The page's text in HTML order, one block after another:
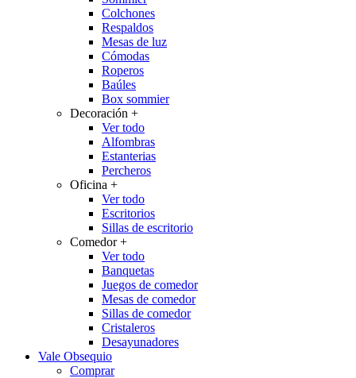
Colchones
Respaldos
Mesas de luz
Cómodas
Roperos
Baúles
Box sommier
Decoración +
Ver todo
Alfombras
Estanterias
Percheros
Oficina +
Ver todo
Escritorios
Sillas de escritorio
Comedor+
Ver todo
Banquetas
Juegos de comedor
Mesas de comedor
Sillas de comedor
Cristaleros
Desayunadores
Vale Obsequio
Comprar